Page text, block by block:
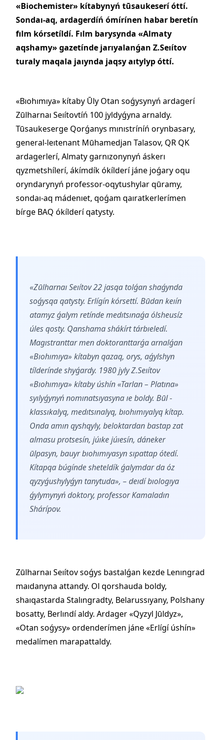
«Biochemister» kítabynyń tūsaukeserí óttí.
Sondaı-aq, ardagerdíń ómírínen habar beretín
fılm kórsetíldí. Fılm barysynda «Almaty
aqshamy» gazetínde jarıyalanǵan Z.Seıítov
turaly maqala jaıynda jaqsy aıtylyp óttí.
«Bıohımıya» kítaby Ūly Otan soǵysynyń ardagerí
Zūlharnaı Seıítovtíń 100 jyldyǵyna arnaldy.
Tūsaukeserge Qorǵanys mınıstríníń orynbasary,
general-leıtenant Mūhamedjan Talasov, QR QK
ardagerlerí, Almaty garnızonynyń áskerı
qyzmetshílerí, ákímdík ókílderí jáne joǵary oqu
oryndarynyń professor-oqytushylar qūramy,
sondaı-aq mádenıet, qoǵam qaıratkerlerímen
bírge BAQ ókílderí qatysty.
«Zūlharnaı Seıítov 22 jasqa tolǵan shaǵynda
soǵysqa qatysty. Erlígín kórsettí. Būdan keıín
atamyz ǵalym retínde medıtsınaǵa ólsheusíz
úles qosty. Qanshama shákírt tárbıeledí.
Magıstranttar men doktoranttarǵa arnalǵan
«Bıohımıya» kítabyn qazaq, orys, aǵylshyn
tílderínde shyǵardy. 1980 jyly Z.Seıítov
«Bıohımıya» kítaby úshín «Tarlan – Platına»
syılyǵynyń nomınatsıyasyna ıe boldy. Būl -
klassıkalyq, medıtsınalyq, bıohımıyalyq kítap.
Onda amın qyshqyly, beloktardan bastap zat
almasu protsesín, júıke júıesín, dáneker
ūlpasyn, bauyr bıohımıyasyn sıpattap ótedí.
Kítapqa búgínde sheteldík ǵalymdar da óz
qyzyǵushylyǵyn tanytuda», – deıdí bıologıya
ǵylymynyń doktory, professor Kamaladın
Shárípov.
Zūlharnaı Seıítov soǵys bastalǵan kezde Lenıngrad
maıdanyna attandy. Ol qorshauda boldy,
shaıqastarda Stalıngradty, Belarussıyany, Polshany
bosatty, Berlındí aldy. Ardager «Qyzyl Jūldyz»,
«Otan soǵysy» ordenderímen jáne «Erlígí úshín»
medalímen marapattaldy.